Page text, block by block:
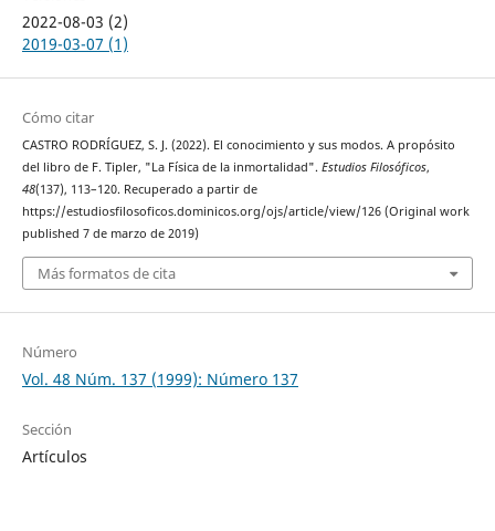
2022-08-03 (2)
2019-03-07 (1)
Cómo citar
CASTRO RODRÍGUEZ, S. J. (2022). El conocimiento y sus modos. A propósito
del libro de F. Tipler, "La Física de la inmortalidad". Estudios Filosóficos,
48(137), 113–120. Recuperado a partir de
https://estudiosfilosoficos.dominicos.org/ojs/article/view/126 (Original work
published 7 de marzo de 2019)
Más formatos de cita
Número
Vol. 48 Núm. 137 (1999): Número 137
Sección
Artículos